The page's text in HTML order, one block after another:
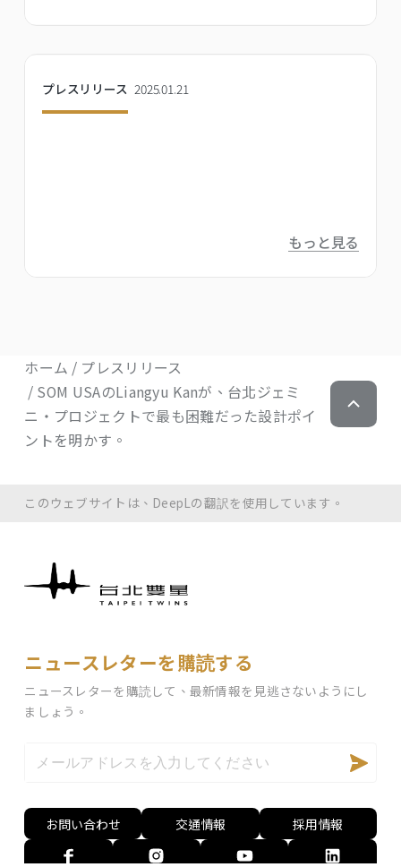
的」デザインを
プレスリリース 2025.01.21
もっと見る
ホーム
プレスリリース
SOM USAのLiangyu Kanが、台北ジェミ
ニ・プロジェクトで最も困難だった設計ポイ
ントを明かす。
このウェブサイトは、DeepLの翻訳を使用しています。
ニュースレターを購読する
ニュースレターを購読して、最新情報を見逃さないようにし
ましょう。
お問い合わせ 交通情報 採用情報